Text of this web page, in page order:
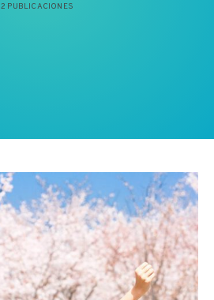
2 PUBLICACIONES